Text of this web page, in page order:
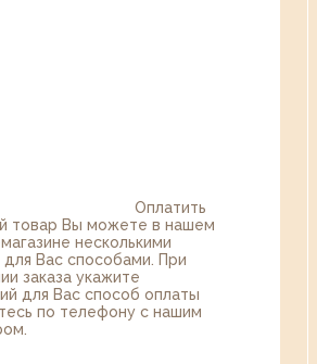
Оплатить
товар Вы можете в нашем
несколькими
Вас способами. При
заказа укажите
для Вас способ оплаты
по телефону с нашим